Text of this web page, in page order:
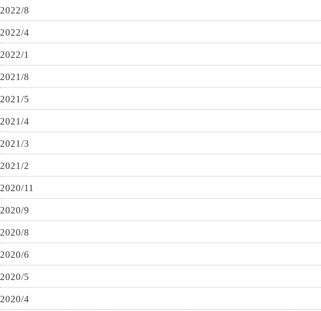
2022/8
2022/4
2022/1
2021/8
2021/5
2021/4
2021/3
2021/2
2020/11
2020/9
2020/8
2020/6
2020/5
2020/4